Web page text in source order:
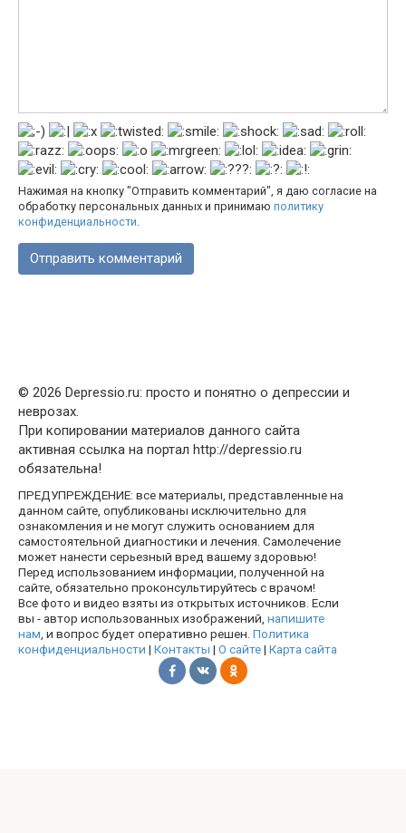
Нажимая на кнопку "Отправить комментарий", я даю согласие на
обработку персональных данных и принимаю политику
конфиденциальности.
© 2026 Depressio.ru: просто и понятно о депрессии и
неврозах.
При копировании материалов данного сайта
активная ссылка на портал http://depressio.ru
обязательна!
ПРЕДУПРЕЖДЕНИЕ: все материалы, представленные на
данном сайте, опубликованы исключительно для
ознакомления и не могут служить основанием для
самостоятельной диагностики и лечения. Самолечение
может нанести серьезный вред вашему здоровью!
Перед использованием информации, полученной на
сайте, обязательно проконсультируйтесь с врачом!
Все фото и видео взяты из открытых источников. Если
вы - автор использованных изображений, напишите
нам , и вопрос будет оперативно решен. Политика
конфиденциальности | Контакты | О сайте| Карта сайта